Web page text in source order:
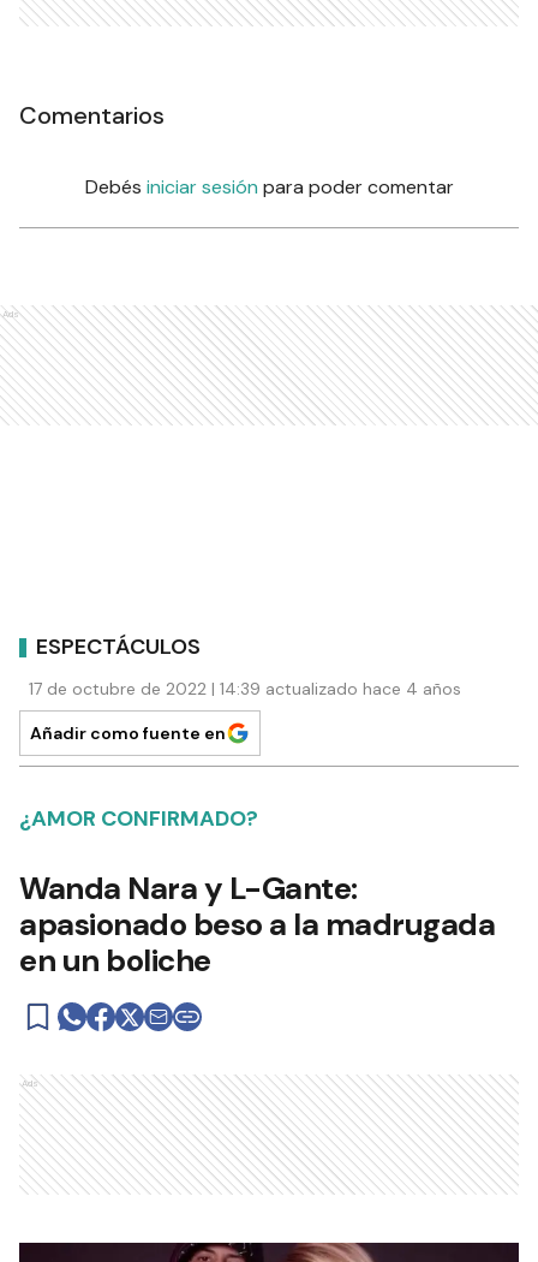
Comentarios
Debés iniciar sesión para poder comentar
Ads
ESPECTÁCULOS
17 de octubre de 2022 | 14:39 actualizado hace 4 años
Añadir como fuente en
¿AMOR CONFIRMADO?
Wanda Nara y L-Gante:
apasionado beso a la madrugada
en un boliche
Ads